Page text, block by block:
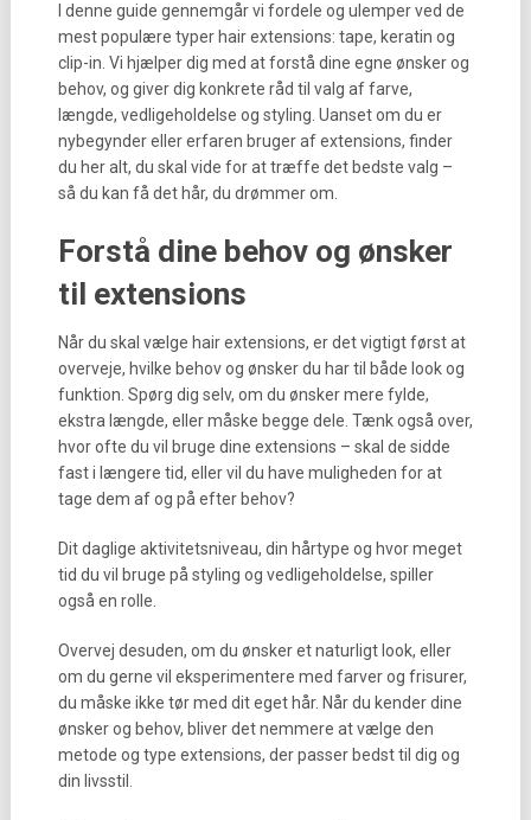
I denne guide gennemgår vi fordele og ulemper ved de
mest populære typer hair extensions: tape, keratin og
clip-in. Vi hjælper dig med at forstå dine egne ønsker og
behov, og giver dig konkrete råd til valg af farve,
længde, vedligeholdelse og styling. Uanset om du er
nybegynder eller erfaren bruger af extensions, finder
du her alt, du skal vide for at træffe det bedste valg –
så du kan få det hår, du drømmer om.
Forstå dine behov og ønsker
til extensions
Når du skal vælge hair extensions, er det vigtigt først at
overveje, hvilke behov og ønsker du har til både look og
funktion. Spørg dig selv, om du ønsker mere fylde,
ekstra længde, eller måske begge dele. Tænk også over,
hvor ofte du vil bruge dine extensions – skal de sidde
fast i længere tid, eller vil du have muligheden for at
tage dem af og på efter behov?
Dit daglige aktivitetsniveau, din hårtype og hvor meget
tid du vil bruge på styling og vedligeholdelse, spiller
også en rolle.
Overvej desuden, om du ønsker et naturligt look, eller
om du gerne vil eksperimentere med farver og frisurer,
du måske ikke tør med dit eget hår. Når du kender dine
ønsker og behov, bliver det nemmere at vælge den
metode og type extensions, der passer bedst til dig og
din livsstil.